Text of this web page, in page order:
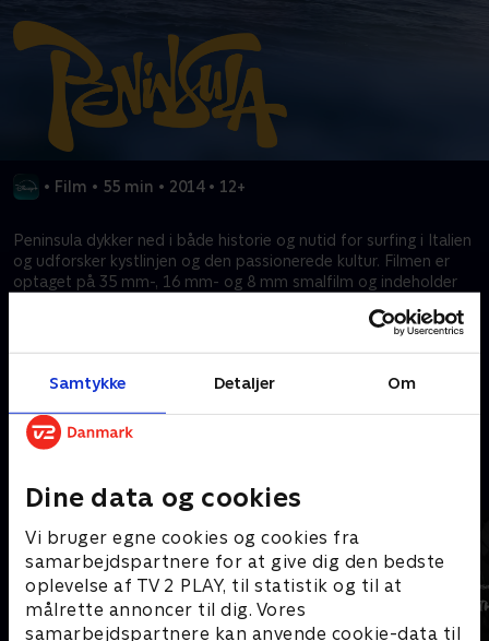
Samtykke Detaljer Om
Dine data og cookies
Vi bruger egne cookies og cookies fra
samarbejdspartnere for at give dig den bedste
oplevelse af TV 2 PLAY, til statistik og til at
målrette annoncer til dig. Vores
samarbejdspartnere kan anvende cookie-data til
• Film • 55 min • 2014 • 12+
Peninsula dykker ned i både historie og nutid for surfing i Italien
og udforsker kystlinjen og den passionerede kultur. Filmen er
optaget på 35 mm-, 16 mm- og 8 mm smalfilm og indeholder
Dokumentaren er instrueret af Luca Merli og fremviser den
Kræver tilkøb
Mere indhold fra Disney+